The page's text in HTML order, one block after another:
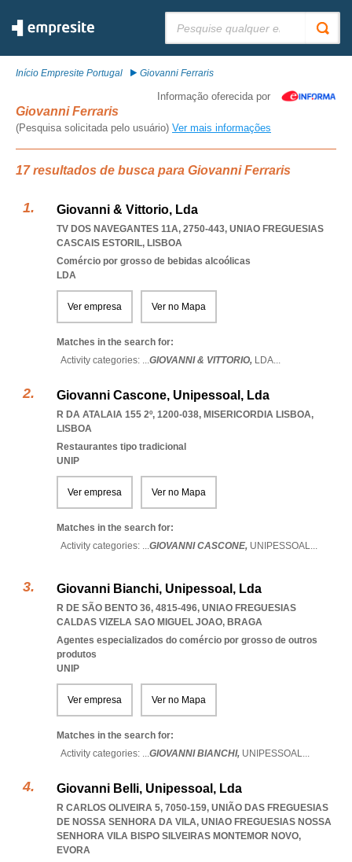
Início Empresite Portugal Giovanni Ferraris
Informação oferecida por
Giovanni Ferraris
(Pesquisa solicitada pelo usuário) Ver mais informações
17 resultados de busca para Giovanni Ferraris
Giovanni & Vittorio, Lda
TV DOS NAVEGANTES 11A, 2750-443, UNIAO FREGUESIAS
CASCAIS ESTORIL, LISBOA
Comércio por grosso de bebidas alcoólicas
LDA
Ver empresa Ver no Mapa
Matches in the search for:
Activity categories: ...GIOVANNI & VITTORIO, LDA...
Giovanni Cascone, Unipessoal, Lda
R DA ATALAIA 155 2º, 1200-038, MISERICORDIA LISBOA,
LISBOA
Restaurantes tipo tradicional
UNIP
Ver empresa Ver no Mapa
Matches in the search for:
Activity categories: ...GIOVANNI CASCONE, UNIPESSOAL...
Giovanni Bianchi, Unipessoal, Lda
R DE SÃO BENTO 36, 4815-496, UNIAO FREGUESIAS
CALDAS VIZELA SAO MIGUEL JOAO, BRAGA
Agentes especializados do comércio por grosso de outros
produtos
UNIP
Ver empresa Ver no Mapa
Matches in the search for:
Activity categories: ...GIOVANNI BIANCHI, UNIPESSOAL...
Giovanni Belli, Unipessoal, Lda
R CARLOS OLIVEIRA 5, 7050-159, UNIÃO DAS FREGUESIAS
DE NOSSA SENHORA DA VILA, UNIAO FREGUESIAS NOSSA
SENHORA VILA BISPO SILVEIRAS MONTEMOR NOVO,
EVORA